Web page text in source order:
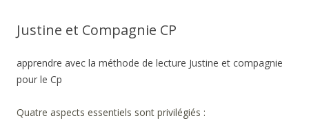
Justine et Compagnie CP
apprendre avec la méthode de lecture Justine et compagnie
pour le Cp
Quatre aspects essentiels sont privilégiés :